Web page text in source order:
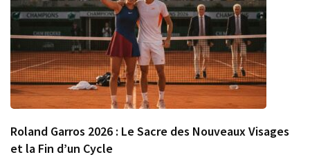
Roland Garros 2026 : Le Sacre des Nouveaux Visages
et la Fin d’un Cycle